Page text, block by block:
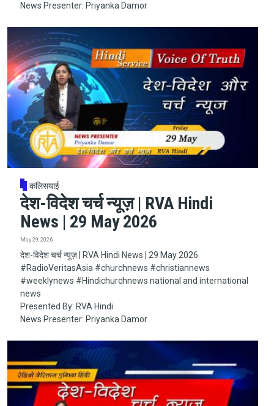
News Presenter: Priyanka Damor
कलिसयाई
देश-विदेश चर्च न्यूज़ | RVA Hindi
News | 29 May 2026
May 29, 2026
देश-विदेश चर्च न्यूज़ | RVA Hindi News | 29 May 2026
#RadioVeritasAsia​​​​​ #churchnews​​​​​ #christiannews​​​​​
#weeklynews​ #Hindichurchnews national and international
news
Presented By: RVA Hindi
News Presenter: Priyanka Damor